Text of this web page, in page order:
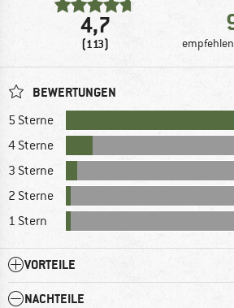
4,7
(113)
BEWERTUNGEN
5 Sterne
4 Sterne
3 Sterne
2 Sterne
1 Stern
VORTEILE
NACHTEILE